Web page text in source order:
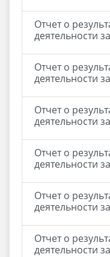
Отчет о
деятельности
Отчет о
деятельности
Отчет о
деятельности
Отчет о
деятельности
Отчет о
деятельности
Отчет о
деятельности